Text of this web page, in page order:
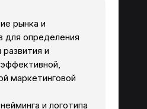
рынка и
для определения
развития и
маркетинговой
и логотипа